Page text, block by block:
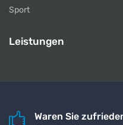
Sport
Leistungen
Waren Sie